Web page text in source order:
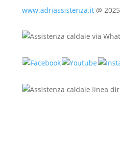
www.adriassistenza.it@ 2025